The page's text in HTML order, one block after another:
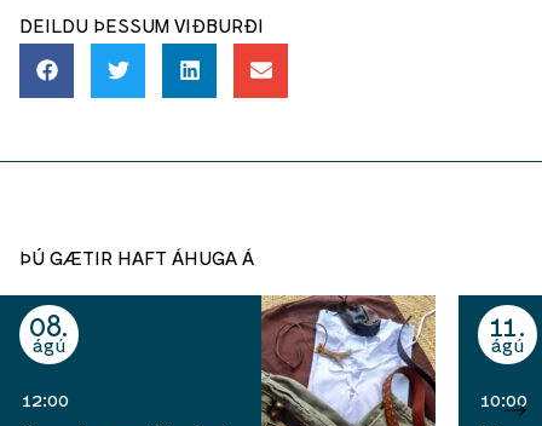
DEILDU ÞESSUM VIÐBURÐI
ÞÚ GÆTIR HAFT ÁHUGA Á
08
ágú
12:00
11
ágú
10:00